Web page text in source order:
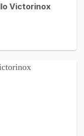
Victorinox